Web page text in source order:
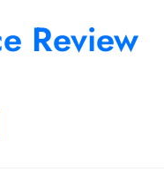
Review